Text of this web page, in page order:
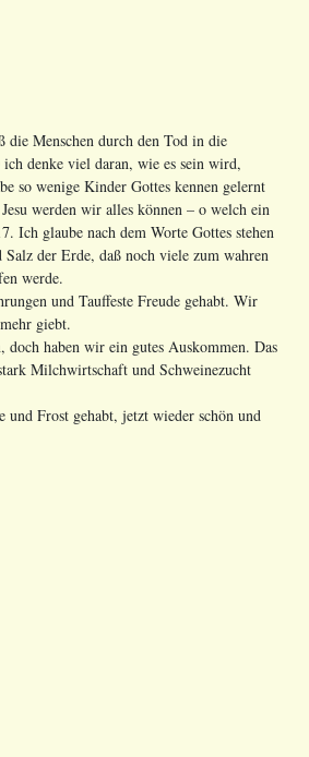
die Menschen durch den Tod in die
denke viel daran, wie es sein wird,
so wenige Kinder Gottes kennen gelernt
werden wir alles können – o welch ein
Ich glaube nach dem Worte Gottes stehen
der Erde, daß noch viele zum wahren
werde.
und Tauffeste Freude gehabt. Wir
giebt.
haben wir ein gutes Auskommen. Das
Milchwirtschaft und Schweinezucht
und Frost gehabt, jetzt wieder schön und